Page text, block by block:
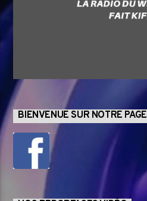
BIENVENUE SUR NOTRE PAGE